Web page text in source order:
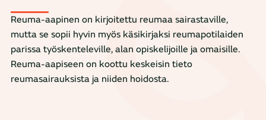
Reuma-aapinen on kirjoitettu reumaa sairastaville,
mutta se sopii hyvin myös käsikirjaksi reumapotilaiden
parissa työskenteleville, alan opiskelijoille ja omaisille.
Reuma-aapiseen on koottu keskeisin tieto
reumasairauksista ja niiden hoidosta.